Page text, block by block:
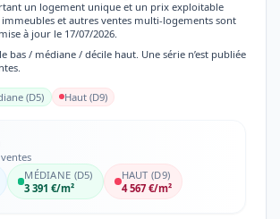
un logement unique et un prix exploitable
immeubles et autres ventes multi-logements sont
à jour le 17/07/2026.
bas / médiane / décile haut. Une série n’est publiée
(D5) Haut (D9)
ventes
MÉDIANE (D5)
3 391 €/m²
HAUT (D9)
4 567 €/m²